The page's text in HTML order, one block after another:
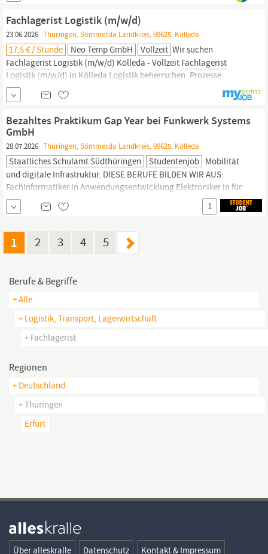
(w/m/d) für die Deutsche
Umschlaggesellschaft
Fachlagerist Logistik (m/w/d)
23.06.2026 Thüringen, Sömmerda Landkreis, 99625, Kölleda
17,5 € / Stunde Neo Temp GmbH Vollzeit Wir suchen
Fachlagerist Logistik (m/w/d) Kölleda - Vollzeit Fachlagerist
Logistik (m/w/d) in Kölleda Logistik beherrschen. Prozesse
verstehen. Verantwortung übernehmen. Für unseren Kunden in
Kölleda suchen wir einen erfahrenen
NEO Temp...
Bezahltes Praktikum Gap Year bei Funkwerk Systems
GmbH
28.07.2026 Thüringen, Sömmerda Landkreis, 99625, Kölleda
Staatliches Schulamt Südthüringen Studentenjob Mobilität
und digitale Infrastruktur. DIESE BERUFE BILDEN WIR AUS:
Fachinformatiker in Anwendungsentwicklung Elektroniker in für
Geräte und Systeme Industrieelektriker in Fachkraft für
Lagerlogistik
Fachlagerist
in IN DIESE BEREICHE KANNST DU
Fertigung/Produktion Lager Entwicklung DARUM SOLLTEST DU
UNS ALS...
1
1 2 3 4 5
Berufe & Begriffe
+ Alle
+ Logistik, Transport, Lagerwirtschaft
+ Fachlagerist
Regionen
+ Deutschland
+ Thüringen
Erfurt
Über alleskralle Datenschutz Kontakt & Impressum